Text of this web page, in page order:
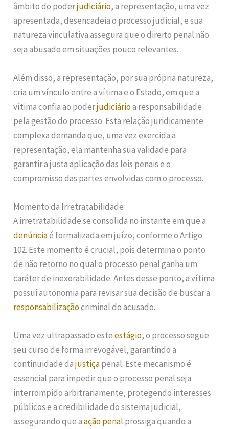
âmbito do poderjudiciário, a representação, uma vez
apresentada, desencadeia o processo judicial, e sua
natureza vinculativa assegura que o direito penal não
seja abusado em situações pouco relevantes.
Além disso, a representação, por sua própria natureza,
cria um vínculo entre a vítima e o Estado, em que a
vítima confia ao poderjudiciárioa responsabilidade
pela gestão do processo. Esta relação juridicamente
complexa demanda que, uma vez exercida a
representação, ela mantenha sua validade para
garantir a justa aplicação das leis penais e o
compromisso das partes envolvidas com o processo.
Momento da Irretratabilidade
A irretratabilidade se consolida no instante em que a
denúnciaé formalizada em juízo, conforme o Artigo
102. Este momento é crucial, pois determina o ponto
de não retorno no qual o processo penal ganha um
caráter de inexorabilidade. Antes desse ponto, a vítima
possui autonomia para revisar sua decisão de buscar a
responsabilizaçãocriminal do acusado.
Uma vez ultrapassado esteestágio, o processo segue
seu curso de forma irrevogável, garantindo a
continuidade dajustiçapenal. Este mecanismo é
essencial para impedir que o processo penal seja
interrompido arbitrariamente, protegendo interesses
públicos e a credibilidade do sistema judicial,
assegurando que aação penal prossiga quando a